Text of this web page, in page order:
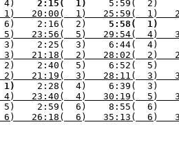
4)
   2:15(  1)
   5:59(  2)
20:00(  1)   25:59(  1)
2:16(  2)
   5:58(  1)
23:56(  5)   29:54(  4)
3)    2:25(  3)    6:44(  4)
21:18(  2)   28:02(  2)
21:19(  3)   28:11(  3)
1)
2:28(  4)    6:39(  3)
23:40(  4)   30:19(  5)
26:18(  6)   35:13(  6)